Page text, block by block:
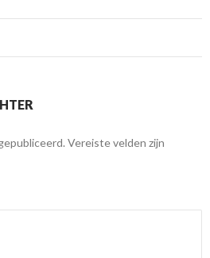
Vereiste velden zijn